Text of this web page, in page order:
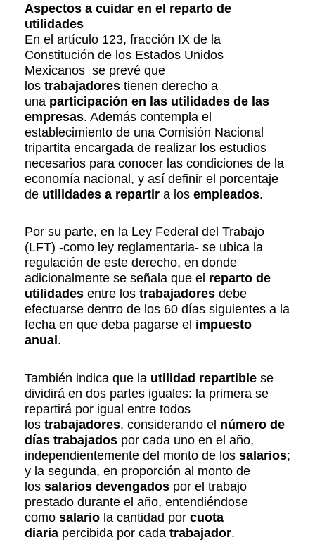
Aspectos a cuidar en el reparto de
utilidades
En el artículo 123, fracción IX de la
Constitución de los Estados Unidos
Mexicanos se prevé que
los trabajadores tienen derecho a
una participación en las utilidades de las
empresas. Además contempla el
establecimiento de una Comisión Nacional
tripartita encargada de realizar los estudios
necesarios para conocer las condiciones de la
economía nacional, y así definir el porcentaje
de utilidades a repartir a los empleados.
Por su parte, en la Ley Federal del Trabajo
(LFT) -como ley reglamentaria- se ubica la
regulación de este derecho, en donde
adicionalmente se señala que el reparto de
utilidades entre los trabajadores debe
efectuarse dentro de los 60 días siguientes a la
fecha en que deba pagarse el impuesto
anual .
También indica que la utilidad repartible se
dividirá en dos partes iguales: la primera se
repartirá por igual entre todos
los trabajadores, considerando el número de
días trabajados por cada uno en el año,
independientemente del monto de los salarios;
y la segunda, en proporción al monto de
los salarios devengados por el trabajo
prestado durante el año, entendiéndose
como salario la cantidad por cuota
diaria percibida por cada trabajador.